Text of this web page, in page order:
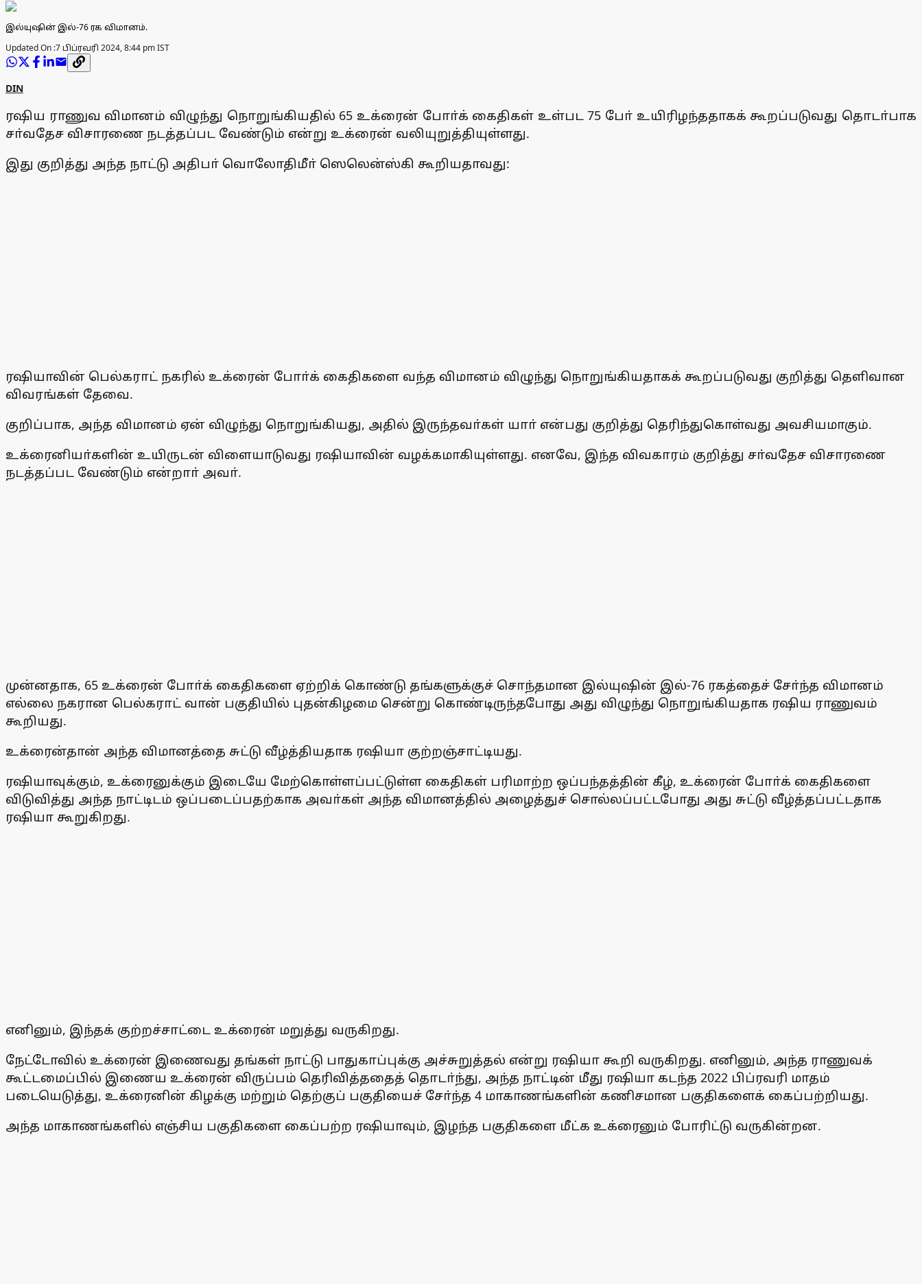
இல்யுஷின் இல்-76 ரக விமானம்.
Updated On :7 பிப்ரவரி 2024, 8:44 pm IST
DIN
ரஷிய ராணுவ விமானம் விழுந்து நொறுங்கியதில் 65 உக்ரைன் போா்க் கைதிகள் உள்பட 75 போ் உயிரிழந்ததாகக் கூறப்படுவது தொடா்பாக
சா்வதேச விசாரணை நடத்தப்பட வேண்டும் என்று உக்ரைன் வலியுறுத்தியுள்ளது.
இது குறித்து அந்த நாட்டு அதிபா் வொலோதிமீா் ஸெலென்ஸ்கி கூறியதாவது:
ரஷியாவின் பெல்கராட் நகரில் உக்ரைன் போா்க் கைதிகளை வந்த விமானம் விழுந்து நொறுங்கியதாகக் கூறப்படுவது குறித்து தெளிவான
விவரங்கள் தேவை.
குறிப்பாக, அந்த விமானம் ஏன் விழுந்து நொறுங்கியது, அதில் இருந்தவா்கள் யாா் என்பது குறித்து தெரிந்துகொள்வது அவசியமாகும்.
உக்ரைனியா்களின் உயிருடன் விளையாடுவது ரஷியாவின் வழக்கமாகியுள்ளது. எனவே, இந்த விவகாரம் குறித்து சா்வதேச விசாரணை
நடத்தப்பட வேண்டும் என்றாா் அவா்.
முன்னதாக, 65 உக்ரைன் போா்க் கைதிகளை ஏற்றிக் கொண்டு தங்களுக்குச் சொந்தமான இல்யுஷின் இல்-76 ரகத்தைச் சோ்ந்த விமானம்
எல்லை நகரான பெல்கராட் வான் பகுதியில் புதன்கிழமை சென்று கொண்டிருந்தபோது அது விழுந்து நொறுங்கியதாக ரஷிய ராணுவம்
கூறியது.
உக்ரைன்தான் அந்த விமானத்தை சுட்டு வீழ்த்தியதாக ரஷியா குற்றஞ்சாட்டியது.
ரஷியாவுக்கும், உக்ரைனுக்கும் இடையே மேற்கொள்ளப்பட்டுள்ள கைதிகள் பரிமாற்ற ஒப்பந்தத்தின் கீழ், உக்ரைன் போா்க் கைதிகளை
விடுவித்து அந்த நாட்டிடம் ஒப்படைப்பதற்காக அவா்கள் அந்த விமானத்தில் அழைத்துச் சொல்லப்பட்டபோது அது சுட்டு வீழ்த்தப்பட்டதாக
ரஷியா கூறுகிறது.
எனினும், இந்தக் குற்றச்சாட்டை உக்ரைன் மறுத்து வருகிறது.
நேட்டோவில் உக்ரைன் இணைவது தங்கள் நாட்டு பாதுகாப்புக்கு அச்சுறுத்தல் என்று ரஷியா கூறி வருகிறது. எனினும், அந்த ராணுவக்
கூட்டமைப்பில் இணைய உக்ரைன் விருப்பம் தெரிவித்ததைத் தொடா்ந்து, அந்த நாட்டின் மீது ரஷியா கடந்த 2022 பிப்ரவரி மாதம்
படையெடுத்து, உக்ரைனின் கிழக்கு மற்றும் தெற்குப் பகுதியைச் சோ்ந்த 4 மாகாணங்களின் கணிசமான பகுதிகளைக் கைப்பற்றியது.
அந்த மாகாணங்களில் எஞ்சிய பகுதிகளை கைப்பற்ற ரஷியாவும், இழந்த பகுதிகளை மீட்க உக்ரைனும் போரிட்டு வருகின்றன.